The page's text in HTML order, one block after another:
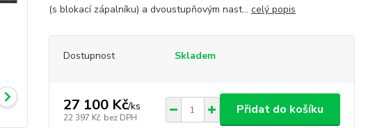
(s blokací zápalníku) a dvoustupňovým nast... celý popis
Dostupnost Skladem
27 100 Kč/ks
22 397 Kč bez DPH
Přidat do košíku